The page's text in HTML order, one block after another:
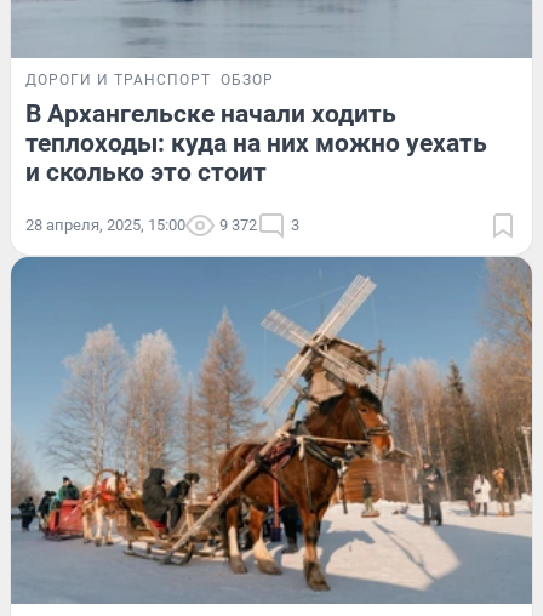
ДОРОГИ И ТРАНСПОРТ ОБЗОР
В Архангельске начали ходить
теплоходы: куда на них можно уехать
и сколько это стоит
28 апреля, 2025, 15:00 9 372 3